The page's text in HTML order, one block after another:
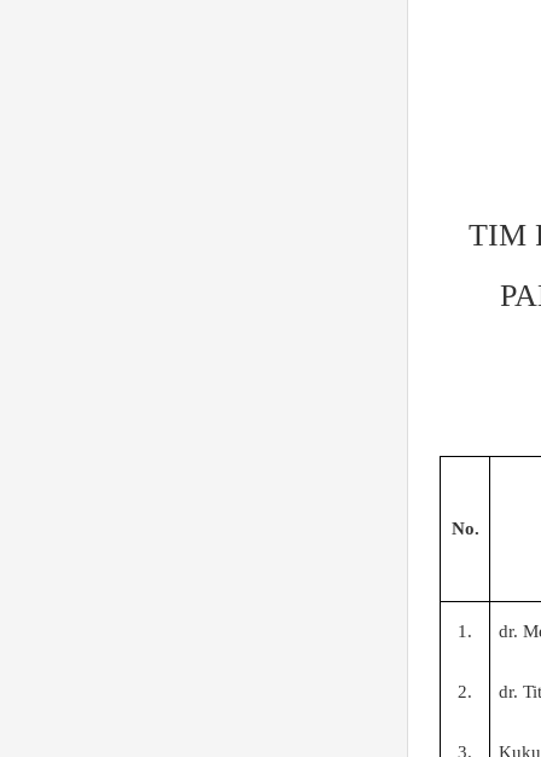
TIM
No.
1. dr.
2. dr.
3.